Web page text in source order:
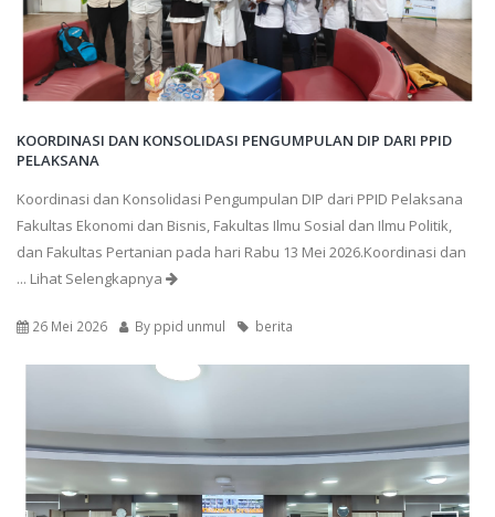
KOORDINASI DAN KONSOLIDASI PENGUMPULAN DIP DARI PPID
PELAKSANA
Koordinasi dan Konsolidasi Pengumpulan DIP dari PPID Pelaksana
Fakultas Ekonomi dan Bisnis, Fakultas Ilmu Sosial dan Ilmu Politik,
dan Fakultas Pertanian pada hari Rabu 13 Mei 2026.Koordinasi dan
... Lihat Selengkapnya
26 Mei 2026 By ppid unmul berita